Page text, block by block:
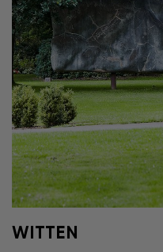
WITTEN